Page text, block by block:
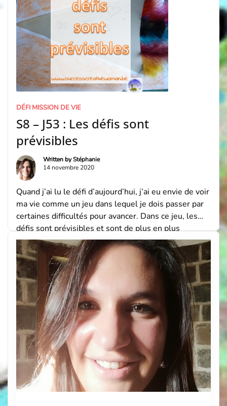
DÉFI MISSION DE VIE
S8 – J53 : Les défis sont
prévisibles
Written byStéphanie
14 novembre 2020
Quand j’ai lu le défi d’aujourd’hui, j’ai eu envie de voir
ma vie comme un jeu dans lequel je dois passer par
certaines difficultés pour avancer. Dans ce jeu, les
défis sont prévisibles et sont de plus en plus
abordable si on décide de grandir grâce à eux.
StéphanieBlogueuse depuis 2012, maman de 2
Loulous, […]